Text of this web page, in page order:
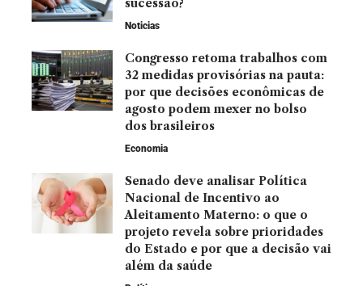
Noticias
Congresso retoma trabalhos com
32 medidas provisórias na pauta:
por que decisões econômicas de
agosto podem mexer no bolso
dos brasileiros
Economia
Senado deve analisar Política
Nacional de Incentivo ao
Aleitamento Materno: o que o
projeto revela sobre prioridades
do Estado e por que a decisão vai
além da saúde